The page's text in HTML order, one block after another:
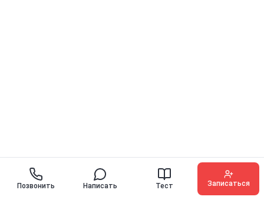
Позвонить Написать Тест Записаться